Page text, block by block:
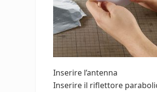
Inserire l’antenna
Inserire il riflettore